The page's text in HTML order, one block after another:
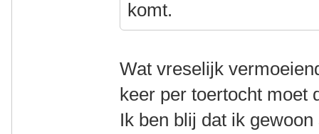
komt.
Wat vreselijk
keer per toertocht moet
Ik ben blij dat ik